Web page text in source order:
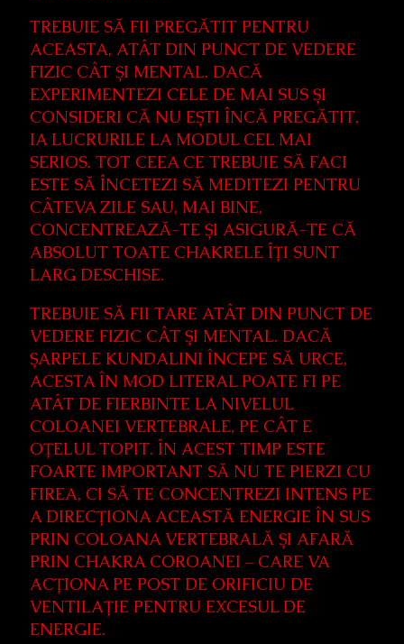
TREBUIE SĂ FII PREGĂTIT PENTRU
ACEASTA, ATÂT DIN PUNCT DE VEDERE
FIZIC CÂT ȘI MENTAL. DACĂ
EXPERIMENTEZI CELE DE MAI SUS ȘI
CONSIDERI CĂ NU EȘTI ÎNCĂ PREGĂTIT,
IA LUCRURILE LA MODUL CEL MAI
SERIOS. TOT CEEA CE TREBUIE SĂ FACI
ESTE SĂ ÎNCETEZI SĂ MEDITEZI PENTRU
CÂTEVA ZILE SAU, MAI BINE,
CONCENTREAZĂ-TE ȘI ASIGURĂ-TE CĂ
ABSOLUT TOATE CHAKRELE ÎȚI SUNT
LARG DESCHISE.
TREBUIE SĂ FII TARE ATÂT DIN PUNCT DE
VEDERE FIZIC CÂT ȘI MENTAL. DACĂ
ȘARPELE KUNDALINI ÎNCEPE SĂ URCE,
ACESTA ÎN MOD LITERAL POATE FI PE
ATÂT DE FIERBINTE LA NIVELUL
COLOANEI VERTEBRALE, PE CÂT E
OȚELUL TOPIT. ÎN ACEST TIMP ESTE
FOARTE IMPORTANT SĂ NU TE PIERZI CU
FIREA, CI SĂ TE CONCENTREZI INTENS PE
A DIRECȚIONA ACEASTĂ ENERGIE ÎN SUS
PRIN COLOANA VERTEBRALĂ ȘI AFARĂ
PRIN CHAKRA COROANEI – CARE VA
ACȚIONA PE POST DE ORIFICIU DE
VENTILAȚIE PENTRU EXCESUL DE
ENERGIE.